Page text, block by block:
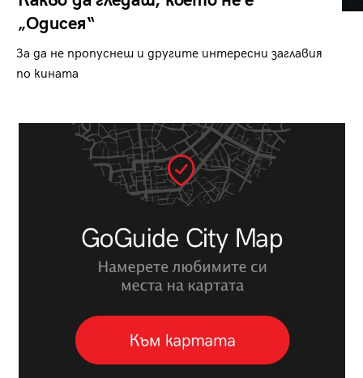
„Одисея“
За да не пропуснеш и другите интересни заглавия
по кината